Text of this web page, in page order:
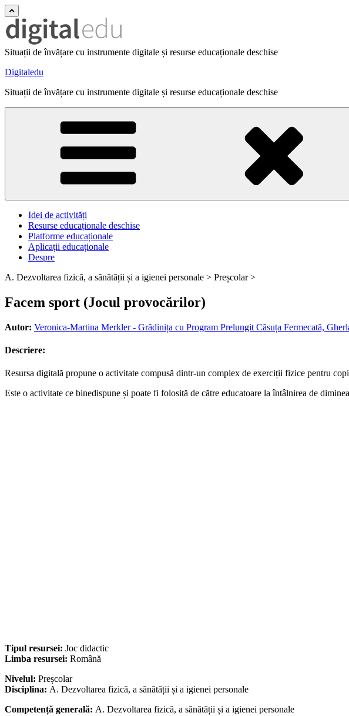
Situații de învățare cu instrumente digitale și resurse educaționale deschise
Digitaledu
Situații de învățare cu instrumente digitale și resurse educaționale deschise
Idei de activități
Resurse educaționale deschise
Platforme educaționale
Aplicații educaționale
Despre
A. Dezvoltarea fizică, a sănătății și a igienei personale > Preșcolar >
Facem sport (Jocul provocărilor)
Autor: Veronica-Martina Merkler - Grădinița cu Program Prelungit Căsuța Fermecată,
Descriere:
Resursa digitală propune o activitate compusă dintr-un complex de exerciții fizice pentru
Este o activitate ce binedispune și poate fi folosită de către educatoare la întâlnirea de
Tipul resursei: Joc didactic
Limba resursei: Română
Nivelul: Preșcolar
Disciplina: A. Dezvoltarea fizică, a sănătății și a igienei personale
Competență generală: A. Dezvoltarea fizică, a sănătății și a igienei personale